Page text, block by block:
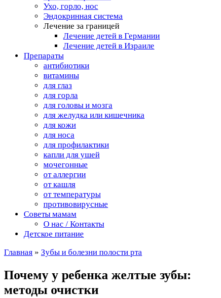
Ухо, горло, нос
Эндокринная система
Лечение за границей
Лечение детей в Германии
Лечение детей в Израиле
Препараты
антибиотики
витамины
для глаз
для горла
для головы и мозга
для желудка или кишечника
для кожи
для носа
для профилактики
капли для ушей
мочегонные
от аллергии
от кашля
от температуры
противовирусные
Советы мамам
О нас / Контакты
Детское питание
Главная » Зубы и болезни полости рта
Почему у ребенка желтые зубы:
методы очистки